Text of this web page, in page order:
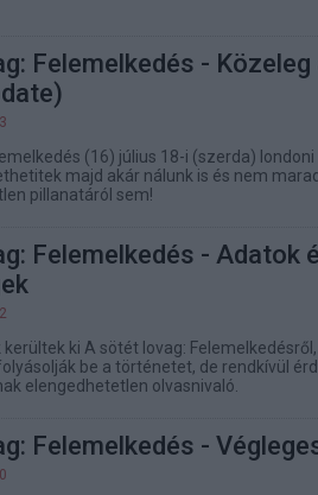
Felemelkedés - Közeleg
(16) július 18-i (szerda)
majd akár nálunk is és nem
pillanatáról sem!
Felemelkedés - Adatok
ki A sötét lovag:
be a történetet, de rendkívül
elengedhetetlen olvasnivaló.
Felemelkedés -